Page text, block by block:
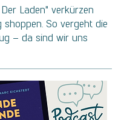
Laden" verkürzen
shoppen. So vergeht die
– da sind wir uns